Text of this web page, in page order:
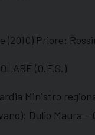
(2010) Priore:
(O.F.S.)
Ministro
Dulio Maura –